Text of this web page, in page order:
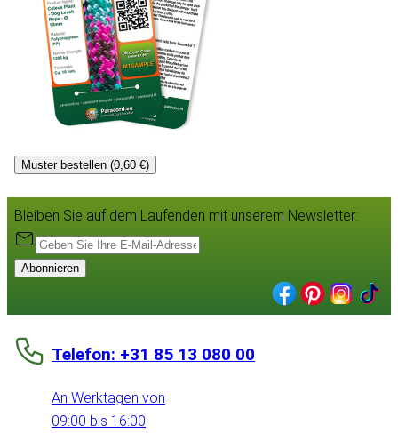
Muster bestellen (0,60 €)
Bleiben Sie auf dem Laufenden mit unserem Newsletter:
Abonnieren
Telefon: +31 85 13 080 00
An Werktagen von
09:00 bis 16:00